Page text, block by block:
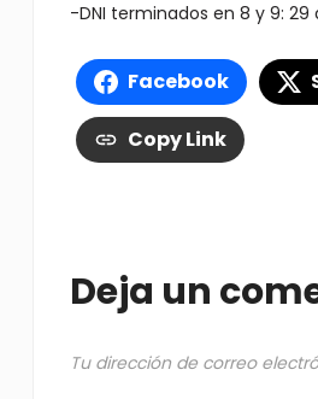
-DNI terminados en 8 y 9:
Facebook
Copy Link
Deja un
Tu dirección de correo